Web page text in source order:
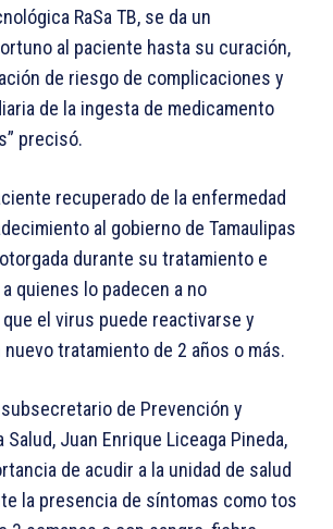
RaSa TB, se da un
al paciente hasta su curación,
de riesgo de complicaciones y
de la ingesta de medicamento
precisó.
recuperado de la enfermedad
al gobierno de Tamaulipas
durante su tratamiento e
quienes lo padecen a no
que el virus puede reactivarse y
tratamiento de 2 años o más.
de Prevención y
Salud, Juan Enrique Liceaga Pineda,
de acudir a la unidad de salud
la presencia de síntomas como tos